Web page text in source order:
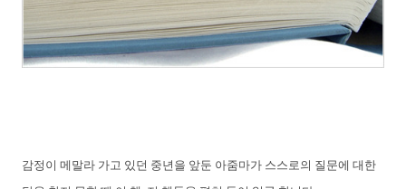
감정이 메말라 가고 있던 중년을 앞둔 아줌마가 스스로의 질문에 대한